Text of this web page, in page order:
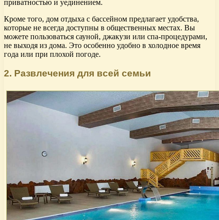
приватностью и уединением.
Кроме того, дом отдыха с бассейном предлагает удобства,
которые не всегда доступны в общественных местах. Вы
можете пользоваться сауной, джакузи или спа-процедурами,
не выходя из дома. Это особенно удобно в холодное время
года или при плохой погоде.
2. Развлечения для всей семьи